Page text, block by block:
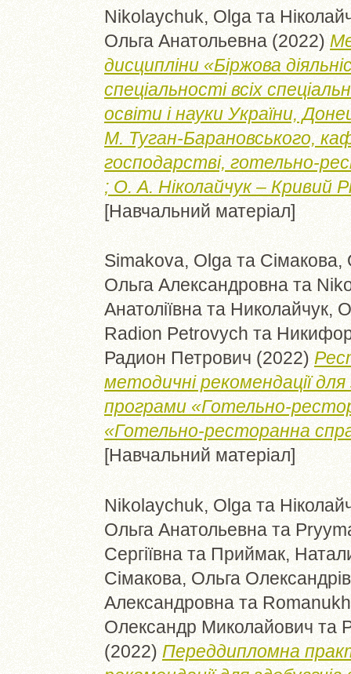
Nikolaychuk, Olga та
Ольга Анатольевна (2022)
дисципліни «Біржова
спеціальності всіх
освіти і науки України,
М. Туган-Барановського,
господарстві, готельно-
; О. А. Ніколайчук – Кривий
[Навчальний матеріал]
Simakova, Olga та Сімакова,
Ольга Александровна та
Анатоліївна та Николайчук,
Radion Petrovych та
Радион Петрович (2022)
методичні рекомендації для
програми «Готельно-
«Готельно-ресторанна
[Навчальний матеріал]
Nikolaychuk, Olga та
Ольга Анатольевна та
Сергіївна та Приймак,
Сімакова, Ольга
Александровна та
Олександр Миколайович та
(2022) Переддипломна